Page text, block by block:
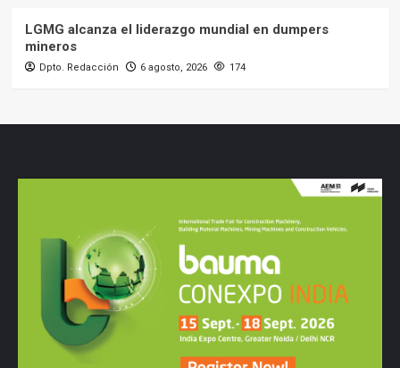
LGMG alcanza el liderazgo mundial en dumpers
mineros
Dpto. Redacción 6 agosto, 2026 174